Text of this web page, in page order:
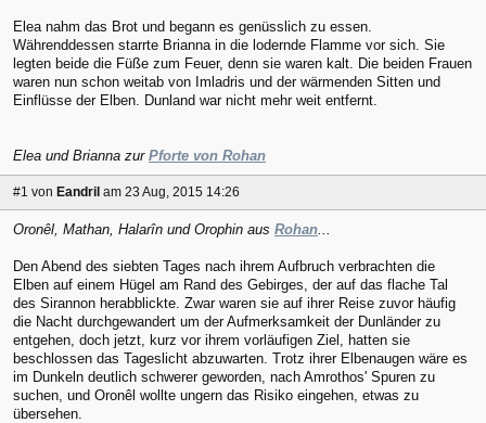
Elea nahm das Brot und begann es genüsslich zu essen.
Währenddessen starrte Brianna in die lodernde Flamme vor sich. Sie
legten beide die Füße zum Feuer, denn sie waren kalt. Die beiden Frauen
waren nun schon weitab von Imladris und der wärmenden Sitten und
Einflüsse der Elben. Dunland war nicht mehr weit entfernt.
Elea und Brianna zur Pforte von Rohan
#1 von Eandril am 23 Aug, 2015 14:26
Oronêl, Mathan, Halarîn und Orophin aus Rohan
Den Abend des siebten Tages nach ihrem Aufbruch verbrachten die
Elben auf einem Hügel am Rand des Gebirges, der auf das flache Tal
des Sirannon herabblickte. Zwar waren sie auf ihrer Reise zuvor häufig
die Nacht durchgewandert um der Aufmerksamkeit der Dunländer zu
entgehen, doch jetzt, kurz vor ihrem vorläufigen Ziel, hatten sie
beschlossen das Tageslicht abzuwarten. Trotz ihrer Elbenaugen wäre es
im Dunkeln deutlich schwerer geworden, nach Amrothos' Spuren zu
suchen, und Oronêl wollte ungern das Risiko eingehen, etwas zu
übersehen.